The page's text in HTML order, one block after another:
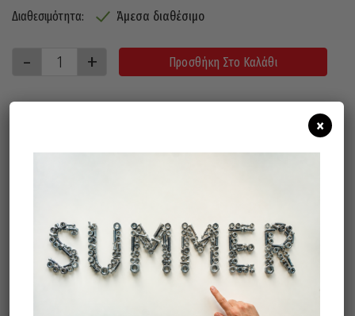
Διαθεσιμότητα: Άμεσα διαθέσιμο
Προσθήκη Στο Καλάθι
Σχετικά προϊόντα
×